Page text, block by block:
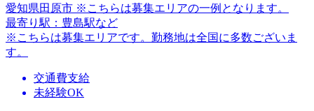
愛知県田原市 ※こちらは募集エリアの一例となります。
最寄り駅：豊島駅など
※こちらは募集エリアです。勤務地は全国に多数ございま
す。
交通費支給
未経験OK